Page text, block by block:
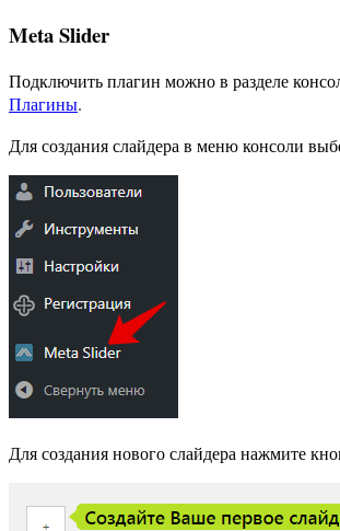
Meta Slider
Подключить плагин можно в разделе
Плагины.
Для создания слайдера в меню консоли
Для создания нового слайдера нажмите